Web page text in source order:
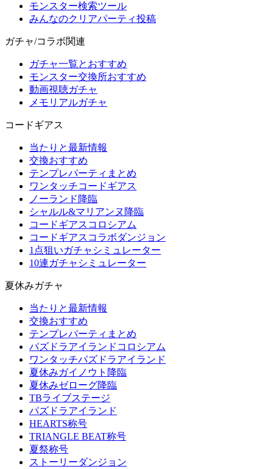
モンスター検索ツール
みんなのクリアパーティ投稿
ガチャ/コラボ関連
ガチャ一覧とおすすめ
モンスター交換所おすすめ
動画視聴ガチャ
メモリアルガチャ
コードギアス
当たりと最新情報
交換おすすめ
テンプレパーティまとめ
ワンタッチコードギアス
ノーランド降臨
シャルル&マリアンヌ降臨
コードギアスコロシアム
コードギアスコラボダンジョン
1点狙いガチャシミュレーター
10連ガチャシミュレーター
夏休みガチャ
当たりと最新情報
交換おすすめ
テンプレパーティまとめ
パズドラアイランドコロシアム
ワンタッチパズドラアイランド
夏休みガイノウト降臨
夏休みゼローグ降臨
TBライブステージ
パズドラアイランド
HEARTS称号
TRIANGLE BEAT称号
夏祭称号
ストーリーダンジョン